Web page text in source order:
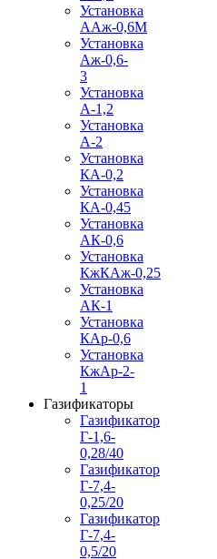
Установка
ААж-0,6М
Установка
Аж-0,6-
3
Установка
А-1,2
Установка
А-2
Установка
КА-0,2
Установка
КА-0,45
Установка
АК-0,6
Установка
КжКАж-0,25
Установка
АК-1
Установка
КАр-0,6
Установка
КжАр-2-
1
Газификаторы
Газификатор
Г-1,6-
0,28/40
Газификатор
Г-7,4-
0,25/20
Газификатор
Г-7,4-
0,5/20